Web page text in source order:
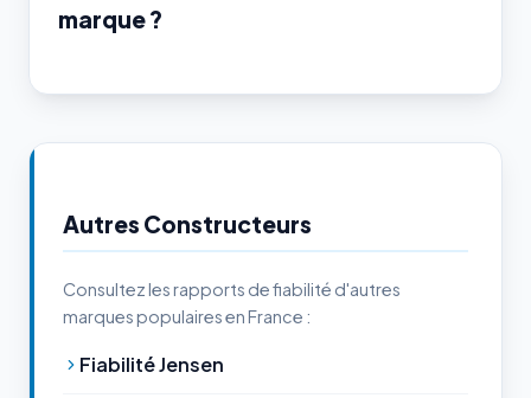
marque ?
Autres Constructeurs
Consultez les rapports de fiabilité d'autres
marques populaires en France :
Fiabilité Jensen